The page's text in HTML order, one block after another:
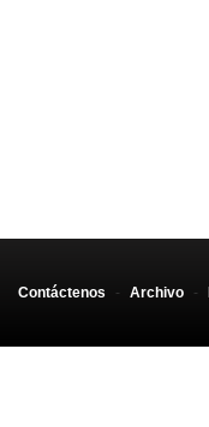
Contáctenos - Archivo -